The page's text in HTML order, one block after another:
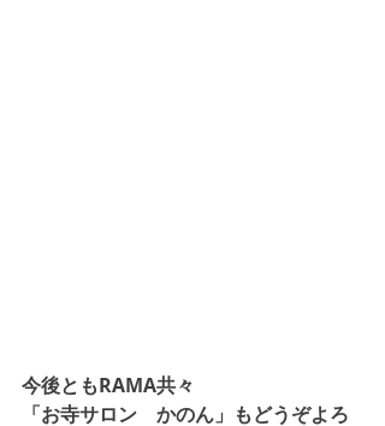
今後ともRAMA共々
「お寺サロン　かのん」もどうぞよろ